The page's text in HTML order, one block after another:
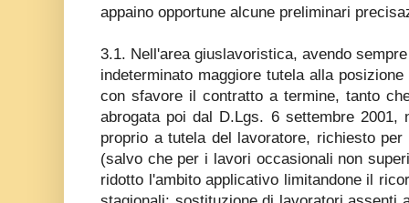
appaino opportune alcune preliminari
3.1. Nell'area giuslavoristica, avendo
indeterminato maggiore tutela alla
con sfavore il contratto a termine, tanto
abrogata poi dal D.Lgs. 6 settembre
proprio a tutela del lavoratore, richiesto
(salvo che per i lavori occasionali non
ridotto l'ambito applicativo limitandone il